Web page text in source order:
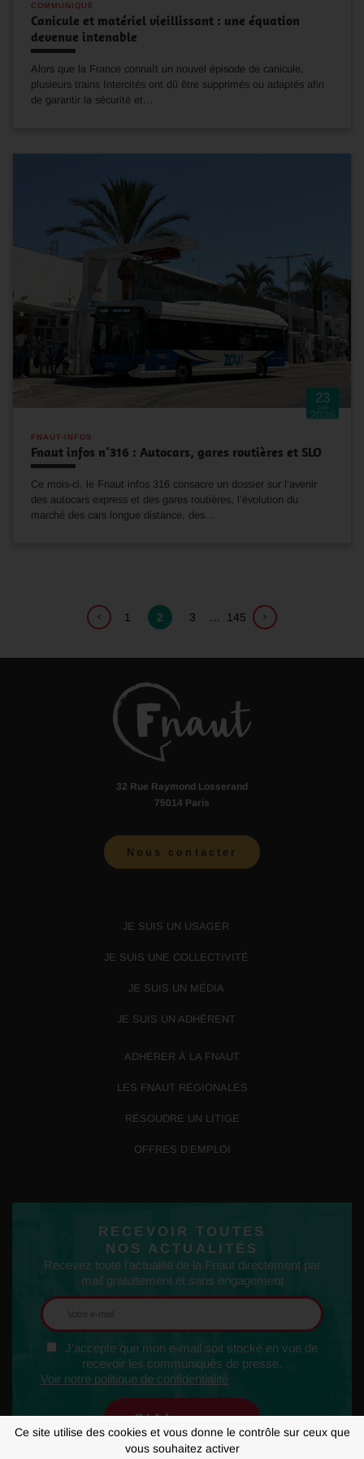
Ce site utilise des cookies et vous donne le contrôle sur ceux que
vous souhaitez activer
COMMUNIQUÉ
Canicule et matériel vieillissant : une équation
devenue intenable
Alors que la France connaît un nouvel épisode de canicule,
plusieurs trains Intercités ont dû être supprimés ou adaptés afin
de garantir la sécurité et…
23
Juin
2026
FNAUT-INFOS
Fnaut infos n°316 : Autocars, gares routières et SLO
Ce mois-ci, le Fnaut infos 316 consacre un dossier sur l’avenir
des autocars express et des gares routières, l’évolution du
marché des cars longue distance, des…
1 2 3 … 145
32 Rue Raymond Losserand
75014 Paris
Nous contacter
JE SUIS UN USAGER
JE SUIS UNE COLLECTIVITÉ
JE SUIS UN MÉDIA
JE SUIS UN ADHÉRENT
ADHÉRER À LA FNAUT
LES FNAUT RÉGIONALES
RÉSOUDRE UN LITIGE
OFFRES D’EMPLOI
RECEVOIR TOUTES
NOS ACTUALITÉS
Recevez toute l'actualité de la Fnaut directement par
mail gratuitement et sans engagement
J'accepte que mon e-mail soit stocké en vue de
recevoir les communiqués de presse.
Voir notre politique de confidentialité